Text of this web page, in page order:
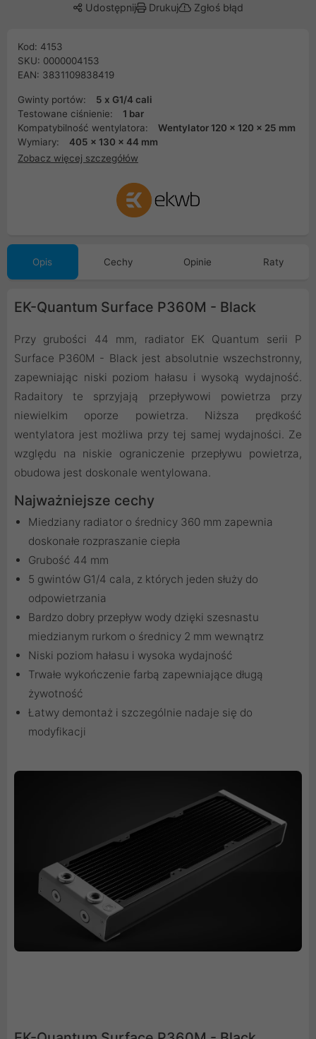
Udostępnij Drukuj Zgłoś błąd
Kod: 4153
SKU: 0000004153
EAN: 3831109838419
Gwinty portów:
5 x G1/4 cali
Testowane ciśnienie:
1 bar
Kompatybilność wentylatora:
Wentylator 120 x 120 x 25 mm
Wymiary:
405 x 130 x 44 mm
Zobacz więcej szczegółów
Opis Cechy Opinie Raty
EK-Quantum Surface P360M - Black
Przy grubości 44 mm, radiator EK Quantum serii P
Surface P360M - Black jest absolutnie wszechstronny,
zapewniając niski poziom hałasu i wysoką wydajność.
Radaitory te sprzyjają przepływowi powietrza przy
niewielkim oporze powietrza. Niższa prędkość
wentylatora jest możliwa przy tej samej wydajności. Ze
względu na niskie ograniczenie przepływu powietrza,
obudowa jest doskonale wentylowana.
Najważniejsze cechy
Miedziany radiator o średnicy 360 mm zapewnia
doskonałe rozpraszanie ciepła
Grubość 44 mm
5 gwintów G1/4 cala, z których jeden służy do
odpowietrzania
Bardzo dobry przepływ wody dzięki szesnastu
miedzianym rurkom o średnicy 2 mm wewnątrz
Niski poziom hałasu i wysoka wydajność
Trwałe wykończenie farbą zapewniające długą
żywotność
Łatwy demontaż i szczególnie nadaje się do
modyfikacji